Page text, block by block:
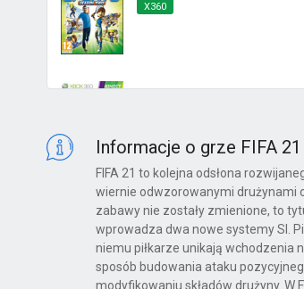
X360
Far Cry 6: Yara Edition
PS4
Informacje o grze FIFA 21
FIFA 21 to kolejna odsłona
wiernie odwzorowanymi drużynami
zabawy nie zostały zmienione, to
wprowadza dwa nowe systemy SI.
niemu piłkarze unikają wchodzenia
sposób budowania ataku
modyfikowaniu składów drużyny. W